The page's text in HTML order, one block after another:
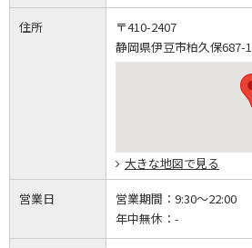
住所
〒410-2407
静岡県伊豆市柏久保687-1
大きな地図で見る
営業日 営業期間： 9:30～22:00
年中無休： -